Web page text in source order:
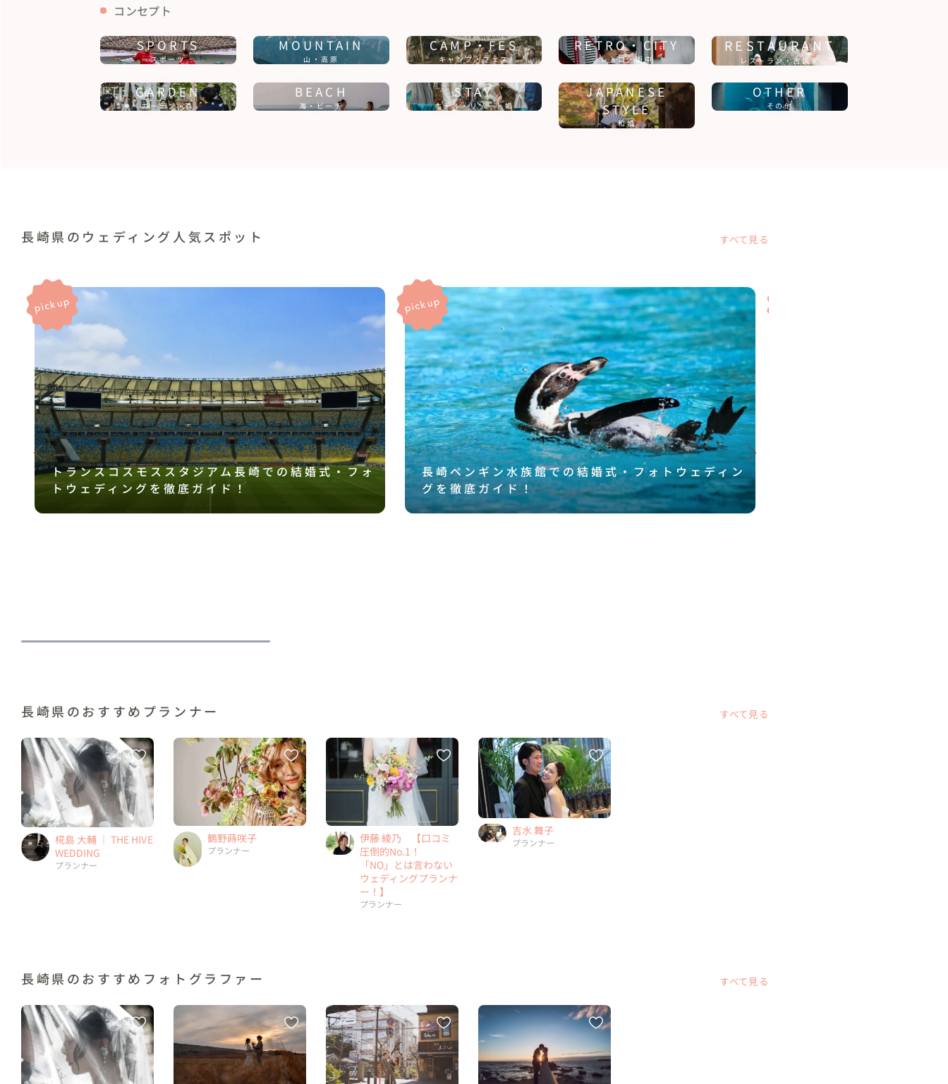
コンセプト
SPORTS
スポーツ
MOUNTAIN
山・高原
CAMP・FES
キャンプ・フェス
RETRO・CITY
レトロ・街中
RESTAURANT
レストラン・古民家
GARDEN
ガーデン・森
BEACH
海・ビーチ
STAY
ホテル・リゾート婚
JAPANESE
STYLE
和婚
OTHER
その他
長崎県のウェディング人気スポット すべて見る
トランスコスモススタジアム長崎での結婚式・フォ
トウェディングを徹底ガイド！
長崎ペンギン水族館での結婚式・フォトウェディン
グを徹底ガイド！
長崎県のおすすめプランナー すべて見る
椛島 大輔 ｜ THE HIVE
WEDDING
プランナー
鶴野蒔咲子
プランナー
伊藤 綾乃 【口コミ
圧倒的No.1！
「NO」とは言わない
ウェディングプランナ
ー！】
プランナー
吉水 舞子
プランナー
長崎県のおすすめフォトグラファー すべて見る